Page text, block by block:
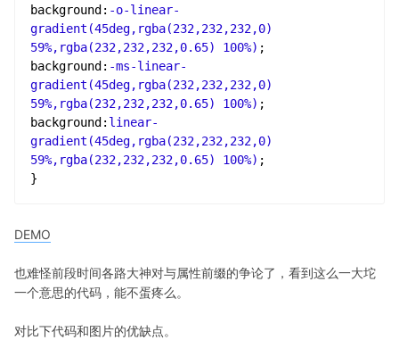
background : -o-linear-
gradient (45deg, rgba(232,232,232,0
59%, rgba(232,232,232,0.65) 100%)
background : -ms-linear-
gradient (45deg, rgba(232,232,232,0
59%, rgba(232,232,232,0.65) 100%)
background : linear-
gradient (45deg, rgba(232,232,232,0
59%, rgba(232,232,232,0.65) 100%)
}
DEMO
也难怪前段时间各路大神对与属性前缀的争论了，看到这么一大坨
一个意思的代码，能不蛋疼么。
对比下代码和图片的优缺点。